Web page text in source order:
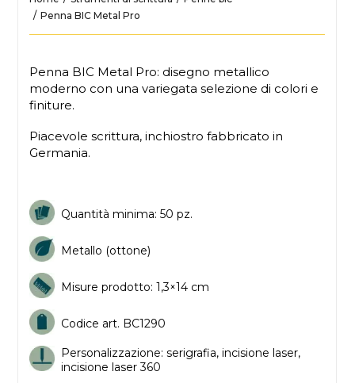
Penna BIC Metal Pro
Penna BIC Metal Pro: disegno metallico
moderno con una variegata selezione di colori e
finiture.
Piacevole scrittura, inchiostro fabbricato in
Germania.
Quantità minima: 50 pz.
Metallo (ottone)
Misure prodotto: 1,3×14 cm
Codice art. BC1290
Personalizzazione: serigrafia, incisione laser,
incisione laser 360